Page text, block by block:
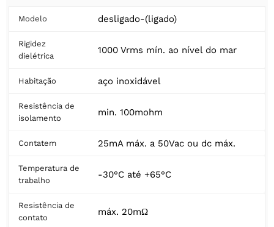
Modelo desligado-(ligado)
Rigidez
dielétrica
1000 Vrms mín. ao nível do mar
Habitação aço inoxidável
Resistência de
isolamento
min. 100mohm
Contatem 25mA máx. a 50Vac ou dc máx.
Temperatura de
trabalho
-30°C até +65°C
Resistência de
contato
máx. 20mΩ